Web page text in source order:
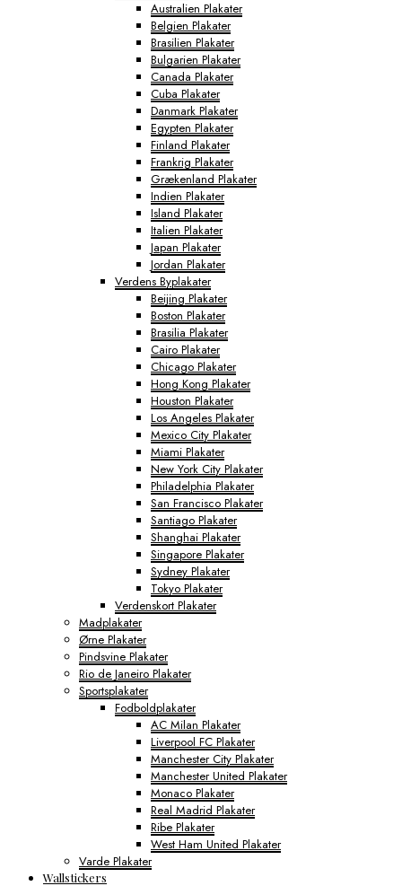
Australien Plakater
Belgien Plakater
Brasilien Plakater
Bulgarien Plakater
Canada Plakater
Cuba Plakater
Danmark Plakater
Egypten Plakater
Finland Plakater
Frankrig Plakater
Grækenland Plakater
Indien Plakater
Island Plakater
Italien Plakater
Japan Plakater
Jordan Plakater
Verdens Byplakater
Beijing Plakater
Boston Plakater
Brasilia Plakater
Cairo Plakater
Chicago Plakater
Hong Kong Plakater
Houston Plakater
Los Angeles Plakater
Mexico City Plakater
Miami Plakater
New York City Plakater
Philadelphia Plakater
San Francisco Plakater
Santiago Plakater
Shanghai Plakater
Singapore Plakater
Sydney Plakater
Tokyo Plakater
Verdenskort Plakater
Madplakater
Ørne Plakater
Pindsvine Plakater
Rio de Janeiro Plakater
Sportsplakater
Fodboldplakater
AC Milan Plakater
Liverpool FC Plakater
Manchester City Plakater
Manchester United Plakater
Monaco Plakater
Real Madrid Plakater
Ribe Plakater
West Ham United Plakater
Varde Plakater
Wallstickers